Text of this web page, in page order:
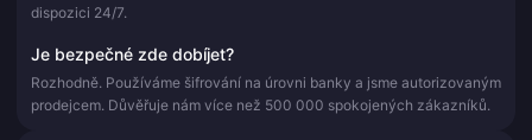
dispozici 24/7.
Je bezpečné zde dobíjet?
Rozhodně. Používáme šifrování na úrovni banky a jsme autorizovaným
prodejcem. Důvěřuje nám více než 500 000 spokojených zákazníků.